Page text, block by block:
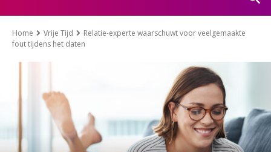
Home Vrije Tijd
Relatie-experte waarschuwt voor veelgemaakte
fout tijdens het daten